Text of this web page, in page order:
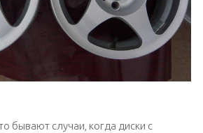
бывают случаи, когда диски с